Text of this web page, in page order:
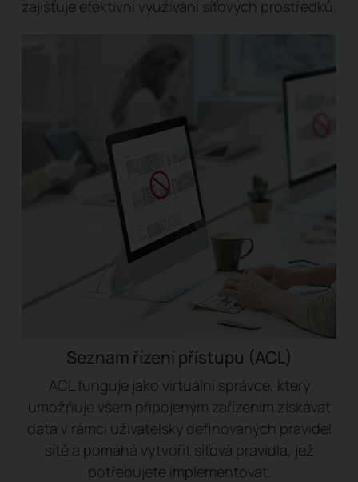
zajišťuje efektivní využívání síťových prostředků.
Seznam řízení přístupu (ACL)
ACL funguje jako virtuální správce, který
umožňuje všem připojeným zařízením získávat
data v rámci uživatelsky definovaných pravidel
sítě a pomáhá vytvořit síťová pravidla, jež
potřebujete implementovat.